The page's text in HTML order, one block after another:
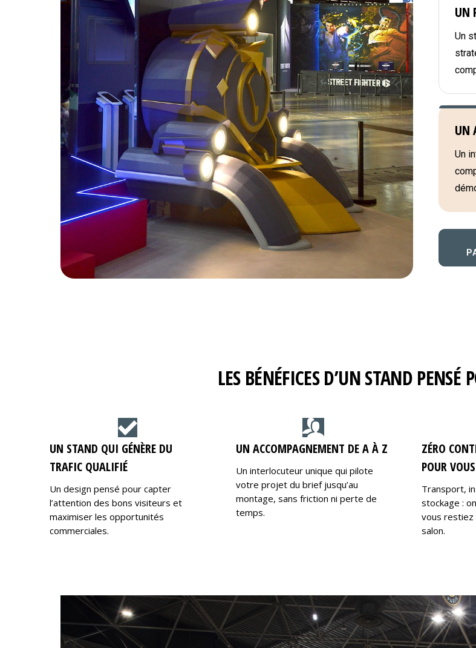
UN
Un
UN
Un
LES BÉNÉFICES D’UN STAND PENSÉ
UN STAND QUI GÉNÈRE DU
TRAFIC QUALIFIÉ
Un design pensé pour capter
l’attention des bons visiteurs et
maximiser les opportunités
commerciales.
UN ACCOMPAGNEMENT DE A À Z
Un interlocuteur unique qui pilote
votre projet du brief jusqu’au
montage, sans friction ni perte de
temps.
ZÉRO
POUR VOUS
Transport,
stockage :
vous
salon.